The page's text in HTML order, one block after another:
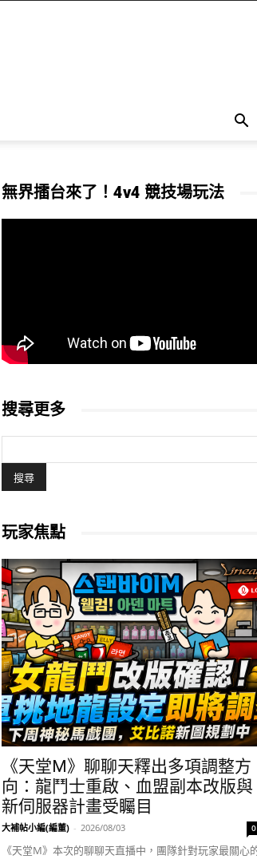
無界擂台來了！4v4 競技場玩法
搜尋更多
玩家焦點
《天堂M》聊聊天釋出多項調整方
向：龍鬥士重啟、血盟副本改版與
新伺服器計畫受矚目
大補帖小編(編董) - 2026/08/03 0
《天堂M》本次的聊聊天直播中，團隊針對玩家最關心